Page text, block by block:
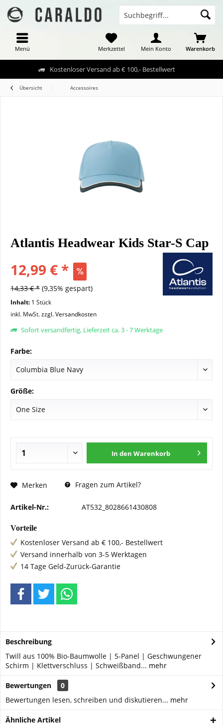
Kostenloser Versand ab € 100,- Bestellwert
Menü Warenkorb
Merkzettel Mein Konto
Übersicht Accessoires
Atlantis Headwear Kids Star-S Cap
12,99 € *
14,33 € * (9,35% gespart)
Inhalt: 1 Stück
inkl. MwSt.zzgl. Versandkosten
Sofort versandfertig, Lieferzeit ca. 3 - 7 Werktage
Farbe:
Größe:
In den Warenkorb
Merken Fragen zum Artikel?
Artikel-Nr.: AT532_8028661430808
Vorteile
Kostenloser Versand ab € 100,- Bestellwert
Versand innerhalb von 3-5 Werktagen
14 Tage Geld-Zurück-Garantie
Beschreibung
Twill aus 100% Bio-Baumwolle | 5-Panel | Geschwungener
Schirm | Klettverschluss | Schweißband... mehr
Bewertungen
0
Bewertungen lesen, schreiben und diskutieren... mehr
Ähnliche Artikel